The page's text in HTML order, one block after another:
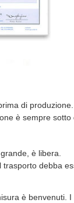
di produzione.
è sempre sotto
è libera.
debba
è